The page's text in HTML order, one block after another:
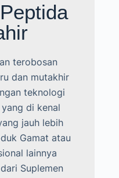
terobosan
dan mutakhir
teknologi
di kenal
jauh lebih
Gamat atau
lainnya
Suplemen